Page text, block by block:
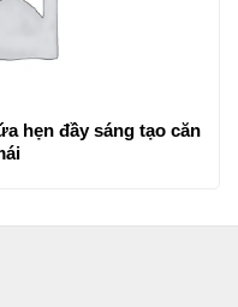
hẹn đầy sáng tạo căn